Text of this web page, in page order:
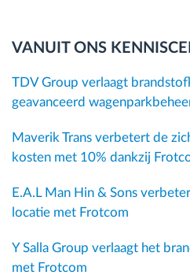
VANUIT ONS
TDV Group verlaagt
geavanceerd
Maverik Trans verbetert de
kosten met 10% dankzij
E.A.L Man Hin & Sons
locatie met Frotcom
Y Salla Group verlaagt het
met Frotcom